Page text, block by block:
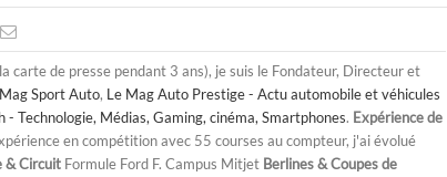
carte de presse pendant 3 ans), je suis le Fondateur, Directeur et
Sport Auto, Le Mag Auto Prestige - Actu automobile et véhicules
- Technologie, Médias, Gaming, cinéma, Smartphones. Expérience de
en compétition avec 55 courses au compteur, j'ai évolué
& Circuit Formule Ford F. Campus Mitjet Berlines & Coupes de